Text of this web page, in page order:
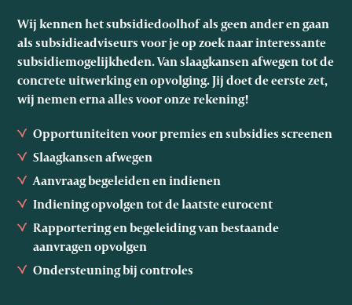
Wij kennen het subsidiedoolhof als geen ander en gaan
als subsidieadviseurs voor je op zoek naar interessante
subsidiemogelijkheden. Van slaagkansen afwegen tot de
concrete uitwerking en opvolging. Jij doet de eerste zet,
wij nemen erna alles voor onze rekening!
Opportuniteiten voor premies en subsidies screenen
Slaagkansen afwegen
Aanvraag begeleiden en indienen
Indiening opvolgen tot de laatste eurocent
Rapportering en begeleiding van bestaande
aanvragen opvolgen
Ondersteuning bij controles